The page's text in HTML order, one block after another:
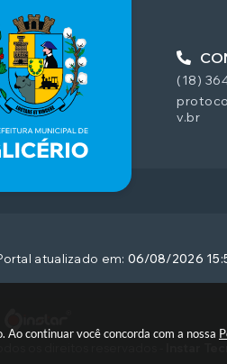
Ao continuar você concorda com a nossa
(18)
v.br
atualizado em: 06/08/2026